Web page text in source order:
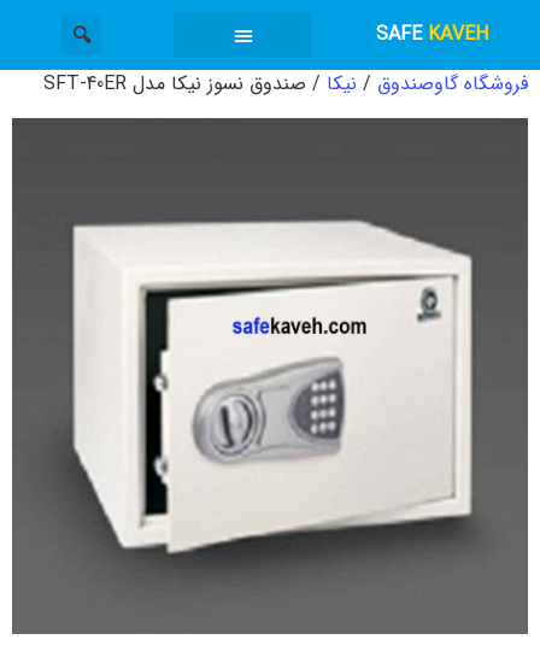
SAFE KAVEH
فروشگاه گاوصندوق / نیکا / صندوق نسوز نیکا مدل SFT-40ER